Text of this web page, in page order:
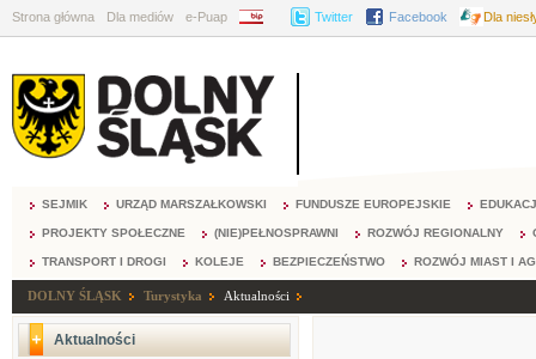
Strona główna Dla mediów e-Puap BIP Twitter Facebook Dla
SEJMIK URZĄD MARSZAŁKOWSKI FUNDUSZE EUROPEJSKIE
PROJEKTY SPOŁECZNE (NIE)PEŁNOSPRAWNI ROZWÓJ REGIONALNY
TRANSPORT I DROGI KOLEJE BEZPIECZEŃSTWO ROZWÓJ MIAST I
DOLNY ŚLĄSK Turystyka Aktualności
Aktualności